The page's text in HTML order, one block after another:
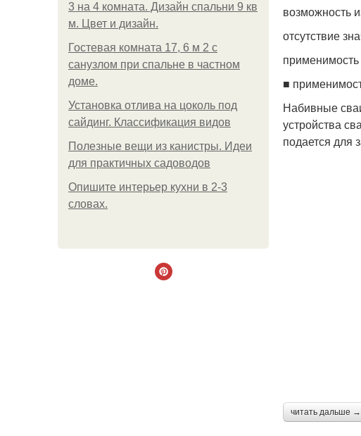
3 на 4 комната. Дизайн спальни 9 кв
м. Цвет и дизайн.
Гостевая комната 17, 6 м 2 с
санузлом при спальне в частном
доме.
Установка отлива на цоколь под
сайдинг. Классификация видов
Полезные вещи из канистры. Идеи
для практичных садоводов
Опишите интерьер кухни в 2-3
словах.
возможность
отсутствие
■
Набивные
устройства
подается для
читать дальше →